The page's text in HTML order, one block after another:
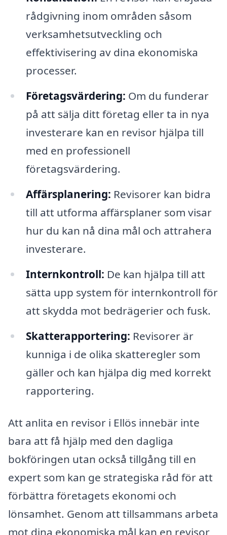
rådgivning inom områden såsom
verksamhetsutveckling och
effektivisering av dina ekonomiska
processer.
Företagsvärdering: Om du funderar
på att sälja ditt företag eller ta in nya
investerare kan en revisor hjälpa till
med en professionell
företagsvärdering.
Affärsplanering: Revisorer kan bidra
till att utforma affärsplaner som visar
hur du kan nå dina mål och attrahera
investerare.
Internkontroll: De kan hjälpa till att
sätta upp system för internkontroll för
att skydda mot bedrägerier och fusk.
Skatterapportering: Revisorer är
kunniga i de olika skatteregler som
gäller och kan hjälpa dig med korrekt
rapportering.
Att anlita en revisor i Ellös innebär inte
bara att få hjälp med den dagliga
bokföringen utan också tillgång till en
expert som kan ge strategiska råd för att
förbättra företagets ekonomi och
lönsamhet. Genom att tillsammans arbeta